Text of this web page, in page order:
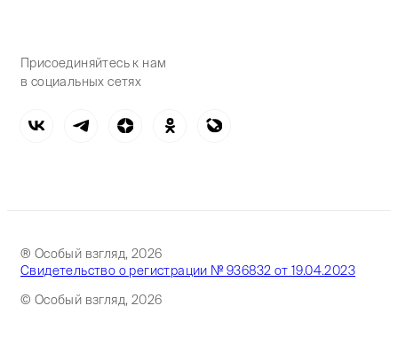
Присоединяйтесь к нам
в социальных сетях
® Особый взгляд, 2026
Свидетельство о регистрации № 936832 от 19.04.2023
© Особый взгляд, 2026